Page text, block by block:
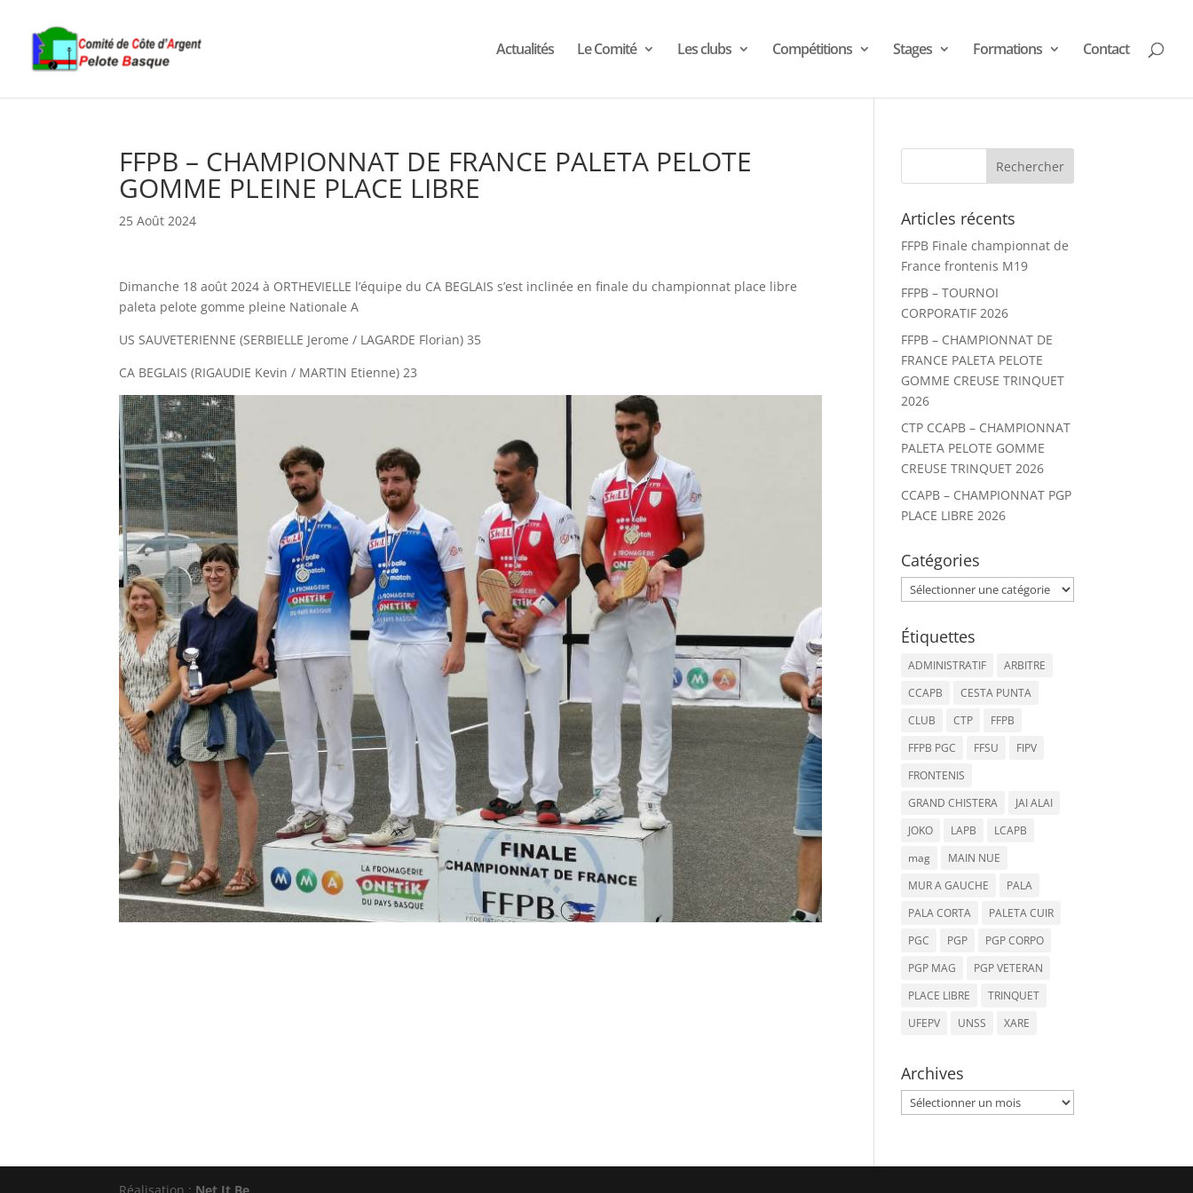
Actualités Le Comité Les clubs Compétitions Stages Formations Contact
FFPB – CHAMPIONNAT DE FRANCE PALETA PELOTE
GOMME PLEINE PLACE LIBRE
25 Août 2024
Dimanche 18 août 2024 à ORTHEVIELLE l’équipe du CA BEGLAIS s’est inclinée en finale du championnat place libre
paleta pelote gomme pleine Nationale A
US SAUVETERIENNE (SERBIELLE Jerome / LAGARDE Florian) 35
CA BEGLAIS (RIGAUDIE Kevin / MARTIN Etienne) 23
Articles récents
FFPB Finale championnat de
France frontenis M19
FFPB – TOURNOI
CORPORATIF 2026
FFPB – CHAMPIONNAT DE
FRANCE PALETA PELOTE
GOMME CREUSE TRINQUET
2026
CTP CCAPB – CHAMPIONNAT
PALETA PELOTE GOMME
CREUSE TRINQUET 2026
CCAPB – CHAMPIONNAT PGP
PLACE LIBRE 2026
Catégories
Catégories
Étiquettes
ADMINISTRATIF
ARBITRE
CCAPB
CESTA PUNTA
CLUB
CTP
FFPB
FFPB PGC
FFSU
FIPV
FRONTENIS
GRAND CHISTERA
JAI ALAI
JOKO
LAPB
LCAPB
mag
MAIN NUE
MUR A GAUCHE
PALA
PALA CORTA
PALETA CUIR
PGC
PGP
PGP CORPO
PGP MAG
PGP VETERAN
PLACE LIBRE
TRINQUET
UFEPV
UNSS XARE
Archives
Archives